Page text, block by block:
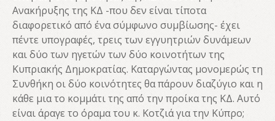
Ανακήρυξης της ΚΔ -που δεν είναι τίποτα
διαφορετικό από ένα σύμφωνο συμβίωσης- έχει
πέντε υπογραφές, τρεις των εγγυητριών δυνάμεων
και δύο των ηγετών των δύο κοινοτήτων της
Κυπριακής Δημοκρατίας. Καταργώντας μονομερώς τη
Συνθήκη οι δύο κοινότητες θα πάρουν διαζύγιο και η
κάθε μια το κομμάτι της από την προίκα της ΚΔ. Αυτό
είναι άραγε το όραμα του κ. Κοτζιά για την Κύπρο;